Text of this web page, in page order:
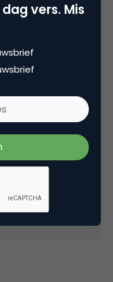
en journalist. Ze
was ze
project
onder meer de
Prijs en UPC
de oprichters
interviewt,
vers. Mis